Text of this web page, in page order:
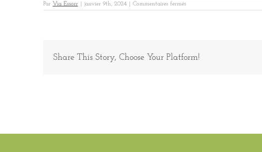
Par Via Essorr janvier 9th, 2024 Commentaires ferméssur
Parella
Share This Story, Choose Your Platform!